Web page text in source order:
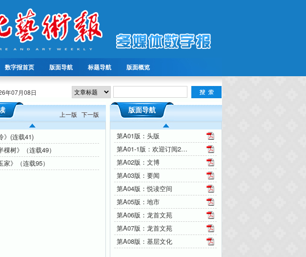
数字报首页 版面导航 标题导航 版面概览
年07月08日
上一版 下一版
》(连载41)
棵树》（连载49）
家》（连载95）
版面导航
第A01版：头版
第A01-1版：欢迎订阅2026年文化艺术报
第A02版：文博
第A03版：要闻
第A04版：悦读空间
第A05版：地市
第A06版：龙首文苑
第A07版：龙首文苑
第A08版：基层文化